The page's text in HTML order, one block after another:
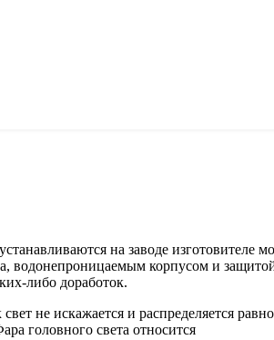
на заводе изготовителе
водонепроницаемым корпусом и
либо доработок.
не искажается и распределяется
головного света относится